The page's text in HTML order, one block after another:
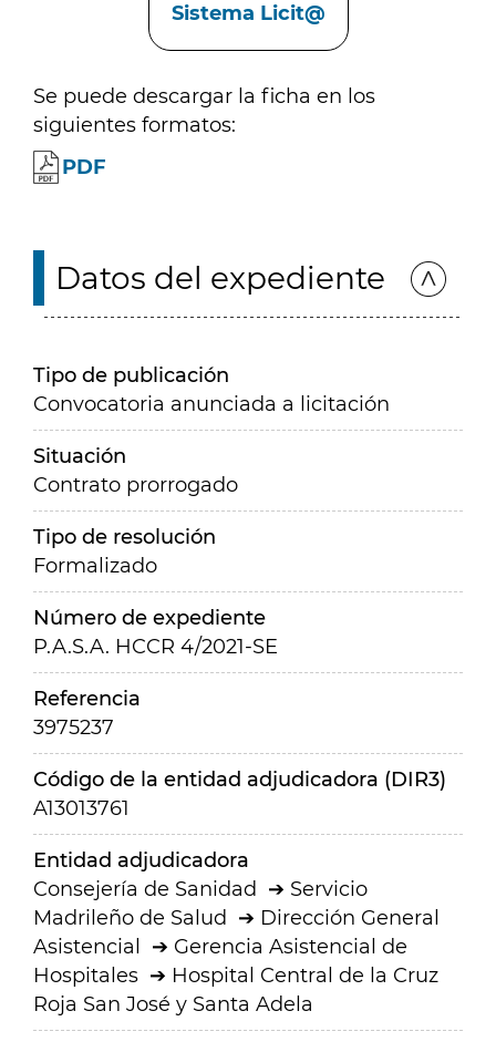
Sistema Licit@
Se puede descargar la ficha en los
siguientes formatos:
PDF
Datos del expediente
Tipo de publicación
Convocatoria anunciada a licitación
Situación
Contrato prorrogado
Tipo de resolución
Formalizado
Número de expediente
P.A.S.A. HCCR 4/2021-SE
Referencia
3975237
Código de la entidad adjudicadora (DIR3)
A13013761
Entidad adjudicadora
Consejería de Sanidad
Servicio
Madrileño de Salud
Dirección General
Asistencial
Gerencia Asistencial de
Hospitales
Hospital Central de la Cruz
Roja San José y Santa Adela